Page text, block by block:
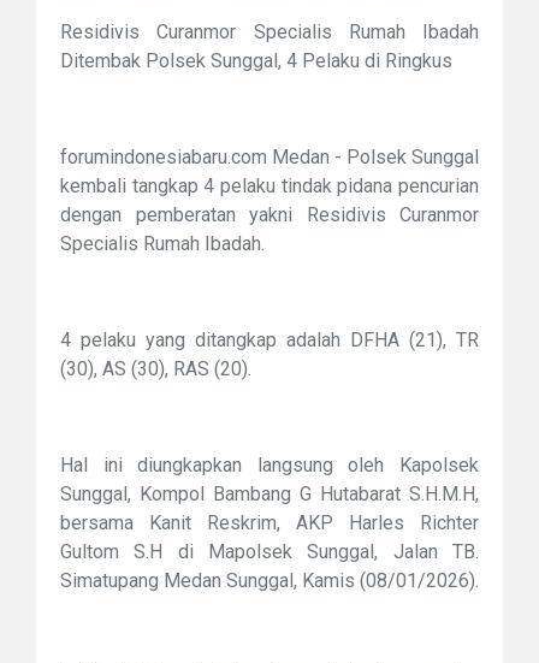
Residivis Curanmor Specialis Rumah Ibadah
Ditembak Polsek Sunggal, 4 Pelaku di Ringkus
forumindonesiabaru.com Medan - Polsek Sunggal
kembali tangkap 4 pelaku tindak pidana pencurian
dengan pemberatan yakni Residivis Curanmor
Specialis Rumah Ibadah.
4 pelaku yang ditangkap adalah DFHA (21), TR
(30), AS (30), RAS (20).
Hal ini diungkapkan langsung oleh Kapolsek
Sunggal, Kompol Bambang G Hutabarat S.H.M.H,
bersama Kanit Reskrim, AKP Harles Richter
Gultom S.H di Mapolsek Sunggal, Jalan TB.
Simatupang Medan Sunggal, Kamis (08/01/2026).